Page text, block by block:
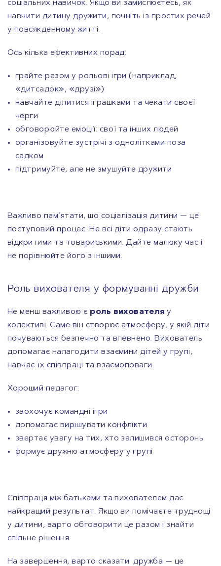
соціальних навичок. Якщо ви замислюєтесь, як
навчити дитину дружити, почніть із простих речей
у повсякденному житті.
Ось кілька ефективних порад:
грайте разом у рольові ігри (наприклад,
«дитсадок», «друзі»)
навчайте ділитися іграшками та чекати своєї
черги
обговорюйте емоції: свої та інших людей
організовуйте зустрічі з однолітками поза
садком
підтримуйте, але не змушуйте дружити
Важливо пам’ятати, що соціалізація дитини — це
поступовий процес. Не всі діти одразу стають
відкритими та товариськими. Дайте малюку час і
не порівнюйте його з іншими.
Роль вихователя у формуванні дружби
Не менш важливою є роль вихователя у
колективі. Саме він створює атмосферу, у якій діти
почуваються безпечно та впевнено. Вихователь
допомагає налагодити взаємини дітей у групі,
навчає їх співпраці та взаємоповаги.
Хороший педагог:
заохочує командні ігри
допомагає вирішувати конфлікти
звертає увагу на тих, хто залишився осторонь
формує дружню атмосферу у групі
Співпраця між батьками та вихователем дає
найкращий результат. Якщо ви помічаєте труднощі
у дитини, варто обговорити це разом і знайти
спільне рішення.
На завершення, варто сказати: дружба — це